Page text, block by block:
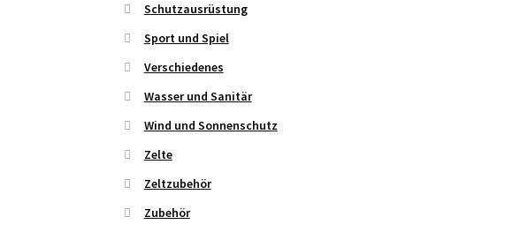
Schutzausrüstung
Sport und Spiel
Verschiedenes
Wasser und Sanitär
Wind und Sonnenschutz
Zelte
Zeltzubehör
Zubehör